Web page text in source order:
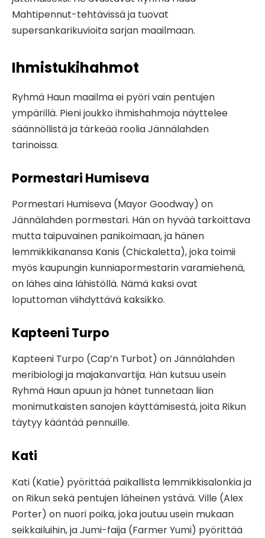
Mahtipennut-tehtävissä ja tuovat
supersankarikuvioita sarjan maailmaan.
Ihmistukihahmot
Ryhmä Haun maailma ei pyöri vain pentujen
ympärillä. Pieni joukko ihmishahmoja näyttelee
säännöllistä ja tärkeää roolia Jännälahden
tarinoissa.
Pormestari Humiseva
Pormestari Humiseva (Mayor Goodway) on
Jännälahden pormestari. Hän on hyvää tarkoittava
mutta taipuvainen panikoimaan, ja hänen
lemmikkikanansa Kanis (Chickaletta), joka toimii
myös kaupungin kunniapormestarin varamiehenä,
on lähes aina lähistöllä. Nämä kaksi ovat
loputtoman viihdyttävä kaksikko.
Kapteeni Turpo
Kapteeni Turpo (Cap’n Turbot) on Jännälahden
meribiologi ja majakanvartija. Hän kutsuu usein
Ryhmä Haun apuun ja hänet tunnetaan liian
monimutkaisten sanojen käyttämisestä, joita Rikun
täytyy kääntää pennuille.
Kati
Kati (Katie) pyörittää paikallista lemmikkisalonkia ja
on Rikun sekä pentujen läheinen ystävä. Ville (Alex
Porter) on nuori poika, joka joutuu usein mukaan
seikkailuihin, ja Jumi-faija (Farmer Yumi) pyörittää